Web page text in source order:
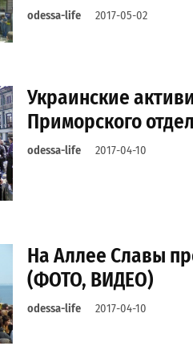
odessa-life 2017-05-02
Украинские
Приморского
odessa-life 2017-04-10
На Аллее Славы
(ФОТО, ВИДЕО)
odessa-life 2017-04-10